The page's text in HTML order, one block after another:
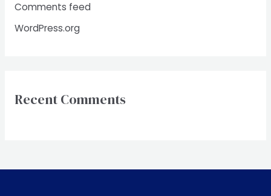
Comments feed
WordPress.org
Recent Comments